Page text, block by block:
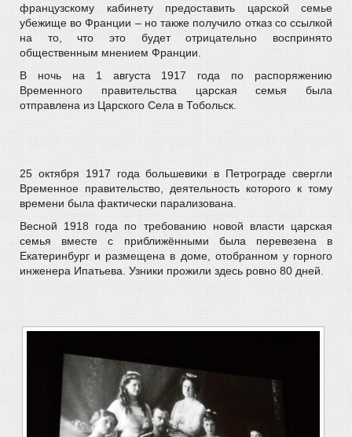
французскому кабинету предоставить царской семье
убежище во Франции – но также получило отказ со ссылкой
на то, что это будет отрицательно воспринято
общественным мнением Франции.
В ночь на 1 августа 1917 года по распоряжению
Временного правительства царская семья была
отправлена из Царского Села в Тобольск.
25 октября 1917 года большевики в Петрограде свергли
Временное правительство, деятельность которого к тому
времени была фактически парализована.
Весной 1918 года по требованию новой власти царская
семья вместе с приближёнными была перевезена в
Екатеринбург и размещена в доме, отобранном у горного
инженера Ипатьева. Узники прожили здесь ровно 80 дней.